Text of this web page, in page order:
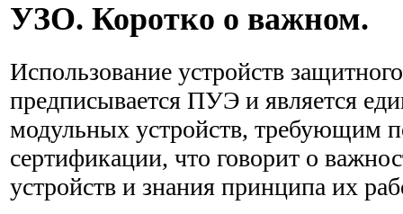
УЗО. Коротко о важном.
Использование устройств
предписывается ПУЭ и является
модульных устройств, требующим
сертификации, что говорит о
устройств и знания принципа их